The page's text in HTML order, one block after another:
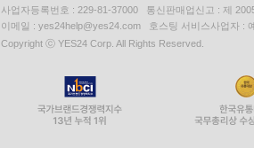
사업자등록번호 : 229-81-37000 통신판매업신고 : 제
이메일 : yes24help@yes24.com 호스팅 서비스사업자 :
Copyright ⓒ YES24 Corp. All Rights Reserved.